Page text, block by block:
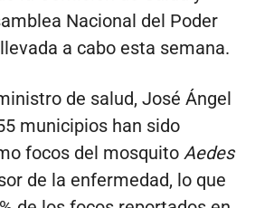
Nacional del Poder
a cabo esta semana.
de salud, José Ángel
municipios han sido
focos del mosquito Aedes
de la enfermedad, lo que